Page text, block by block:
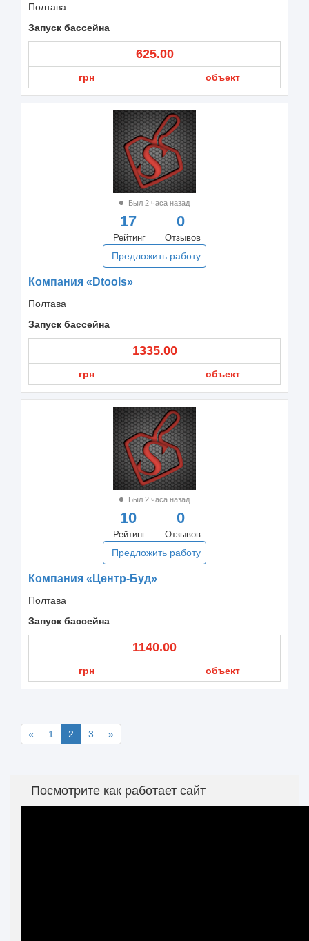
Полтава
Запуск бассейна
625.00
грн объект
Был 2 часа назад
17
Рейтинг
0
Отзывов
Предложить работу
Компания «Dtools»
Полтава
Запуск бассейна
1335.00
грн объект
Был 2 часа назад
10
Рейтинг
0
Отзывов
Предложить работу
Компания «Центр-Буд»
Полтава
Запуск бассейна
1140.00
грн объект
« 1 2 3 »
Посмотрите как работает сайт